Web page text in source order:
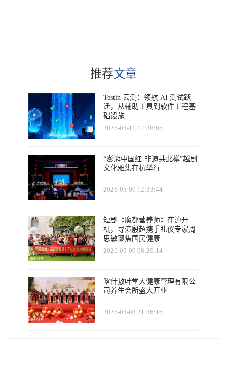
推荐文章
Testin 云测：领航 AI 测试跃
迁，从辅助工具到软件工程基
础设施
2026-05-11 14:38:05
“澎湃中国红·非遗共此樽”越剧
文化雅集在杭举行
2026-05-09 12:33:44
短剧《魔都营养师》在沪开
机，导演殷超携手礼仪专家周
思敏聚焦国民健康
2026-05-09 08:20:14
喀什敖叶堂大健康管理有限公
司养生会所盛大开业
2026-05-08 21:36:16